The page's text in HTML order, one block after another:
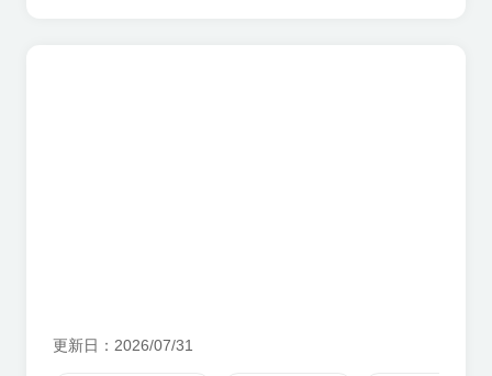
更新日 2026/07/31